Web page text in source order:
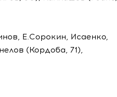
Е.Сорокин, Исаенко,
(Кордоба, 71),